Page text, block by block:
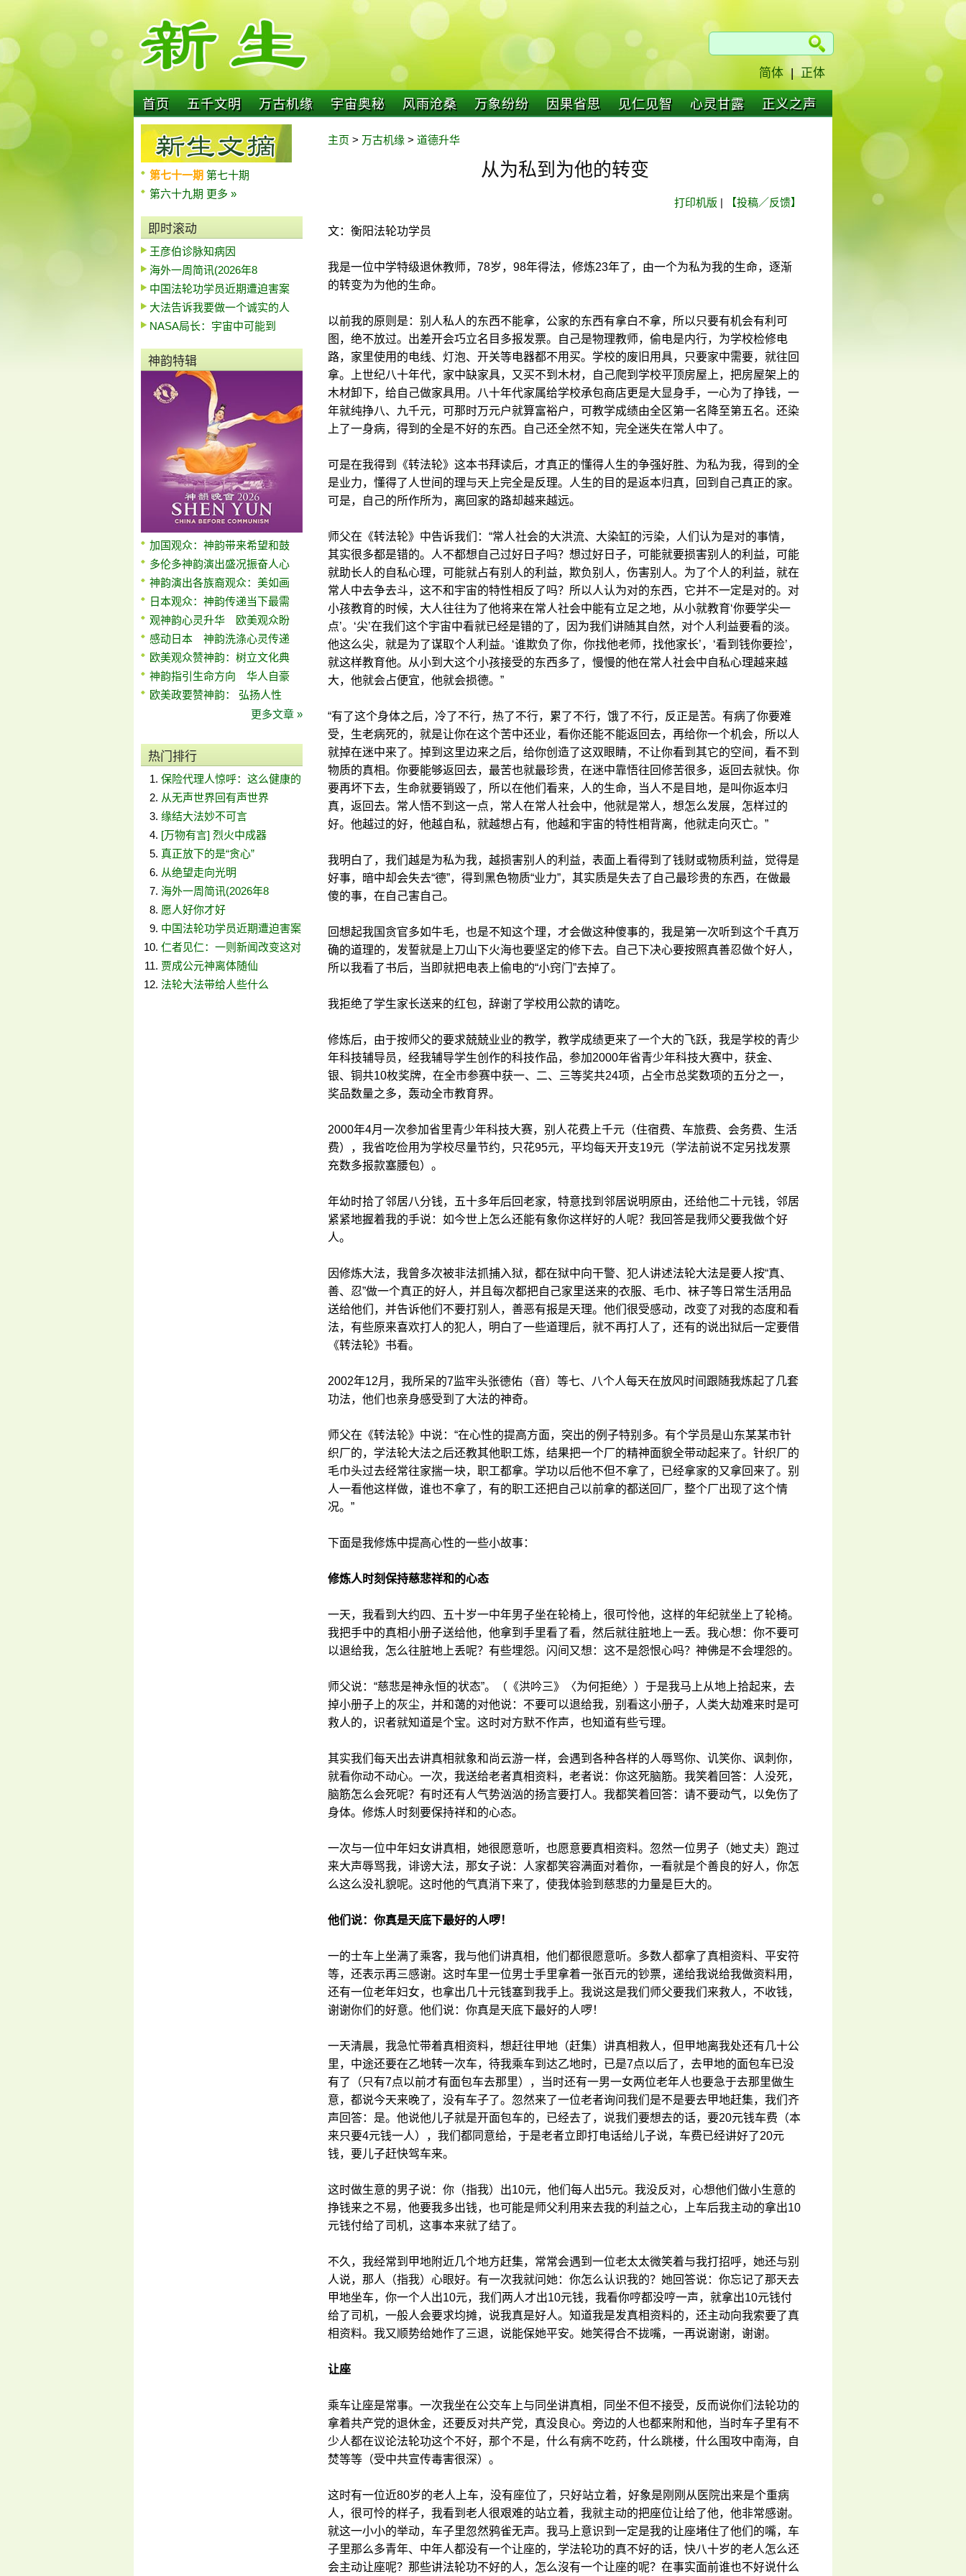
简体 | 正体
首页 五千文明 万古机缘 宇宙奥秘 风雨沧桑 万象纷纷 因果省思 见仁见智 心灵甘露 正义之声
第七十一期 第七十期
第六十九期 更多 »
即时滚动
王彦伯诊脉知病因
海外一周简讯(2026年8
中国法轮功学员近期遭迫害案
大法告诉我要做一个诚实的人
NASA局长：宇宙中可能到
神韵特辑
加国观众：神韵带来希望和鼓
多伦多神韵演出盛况振奋人心
神韵演出各族裔观众：美如画
日本观众：神韵传递当下最需
观神韵心灵升华 欧美观众盼
感动日本 神韵洗涤心灵传递
欧美观众赞神韵：树立文化典
神韵指引生命方向 华人自豪
欧美政要赞神韵： 弘扬人性
更多文章 »
热门排行
保险代理人惊呼：这么健康的
从无声世界回有声世界
缘结大法妙不可言
[万物有言] 烈火中成器
真正放下的是“贪心”
从绝望走向光明
海外一周简讯(2026年8
愿人好你才好
中国法轮功学员近期遭迫害案
仁者见仁：一则新闻改变这对
贾成公元神离体随仙
法轮大法带给人些什么
主页 > 万古机缘 > 道德升华
从为私到为他的转变
打印机版 | 【投稿／反馈】
文：衡阳法轮功学员
我是一位中学特级退休教师，78岁，98年得法，修炼23年了，由一个为私为我的生命，逐渐
的转变为为他的生命。
以前我的原则是：别人私人的东西不能拿，公家的东西有拿白不拿，所以只要有机会有利可
图，绝不放过。出差开会巧立名目多报发票。自己是物理教师，偷电是内行，为学校检修电
路，家里使用的电线、灯泡、开关等电器都不用买。学校的废旧用具，只要家中需要，就往回
拿。上世纪八十年代，家中缺家具，又买不到木材，自己爬到学校平顶房屋上，把房屋架上的
木材卸下，给自己做家具用。八十年代家属给学校承包商店更是大显身手，一心为了挣钱，一
年就纯挣八、九千元，可那时万元户就算富裕户，可教学成绩由全区第一名降至第五名。还染
上了一身病，得到的全是不好的东西。自己还全然不知，完全迷失在常人中了。
可是在我得到《转法轮》这本书拜读后，才真正的懂得人生的争强好胜、为私为我，得到的全
是业力，懂得了人世间的理与天上完全是反理。人生的目的是返本归真，回到自己真正的家。
可是，自己的所作所为，离回家的路却越来越远。
师父在《转法轮》中告诉我们：“常人社会的大洪流、大染缸的污染，人们认为是对的事情，
其实很多都是错的。人不都想自己过好日子吗？想过好日子，可能就要损害别人的利益，可能
就助长人的自私心理，可能就占有别人的利益，欺负别人，伤害别人。为了个人的利益，就在
常人中去争去斗，这不和宇宙的特性相反了吗？所以人认为对的东西，它并不一定是对的。对
小孩教育的时候，大人往往为了他将来在常人社会中能有立足之地，从小就教育‘你要学尖一
点’。‘尖’在我们这个宇宙中看就已经是错的了，因为我们讲随其自然，对个人利益要看的淡。
他这么尖，就是为了谋取个人利益。‘谁欺负了你，你找他老师，找他家长’，‘看到钱你要捡’，
就这样教育他。从小到大这个小孩接受的东西多了，慢慢的他在常人社会中自私心理越来越
大，他就会占便宜，他就会损德。”
“有了这个身体之后，冷了不行，热了不行，累了不行，饿了不行，反正是苦。有病了你要难
受，生老病死的，就是让你在这个苦中还业，看你还能不能返回去，再给你一个机会，所以人
就掉在迷中来了。掉到这里边来之后，给你创造了这双眼睛，不让你看到其它的空间，看不到
物质的真相。你要能够返回去，最苦也就最珍贵，在迷中靠悟往回修苦很多，返回去就快。你
要再坏下去，生命就要销毁了，所以在他们看来，人的生命，当人不是目地，是叫你返本归
真，返回去。常人悟不到这一点，常人在常人社会中，他就是常人，想怎么发展，怎样过的
好。他越过的好，他越自私，就越想占有，他越和宇宙的特性相背离，他就走向灭亡。”
我明白了，我们越是为私为我，越损害别人的利益，表面上看得到了钱财或物质利益，觉得是
好事，暗中却会失去“德”，得到黑色物质“业力”，其实质是失去了自己最珍贵的东西，在做最
傻的事，在自己害自己。
回想起我国贪官多如牛毛，也是不知这个理，才会做这种傻事的，我是第一次听到这个千真万
确的道理的，发誓就是上刀山下火海也要坚定的修下去。自己下决心要按照真善忍做个好人，
所以我看了书后，当即就把电表上偷电的“小窍门”去掉了。
我拒绝了学生家长送来的红包，辞谢了学校用公款的请吃。
修炼后，由于按师父的要求兢兢业业的教学，教学成绩更来了一个大的飞跃，我是学校的青少
年科技辅导员，经我辅导学生创作的科技作品，参加2000年省青少年科技大赛中，获金、
银、铜共10枚奖牌，在全市参赛中获一、二、三等奖共24项，占全市总奖数项的五分之一，
奖品数量之多，轰动全市教育界。
2000年4月一次参加省里青少年科技大赛，别人花费上千元（住宿费、车旅费、会务费、生活
费），我省吃俭用为学校尽量节约，只花95元，平均每天开支19元（学法前说不定另找发票
充数多报款塞腰包）。
年幼时拾了邻居八分钱，五十多年后回老家，特意找到邻居说明原由，还给他二十元钱，邻居
紧紧地握着我的手说：如今世上怎么还能有象你这样好的人呢？我回答是我师父要我做个好
人。
因修炼大法，我曾多次被非法抓捕入狱，都在狱中向干警、犯人讲述法轮大法是要人按“真、
善、忍”做一个真正的好人，并且每次都把自己家里送来的衣服、毛巾、袜子等日常生活用品
送给他们，并告诉他们不要打别人，善恶有报是天理。他们很受感动，改变了对我的态度和看
法，有些原来喜欢打人的犯人，明白了一些道理后，就不再打人了，还有的说出狱后一定要借
《转法轮》书看。
2002年12月，我所呆的7监牢头张德佑（音）等七、八个人每天在放风时间跟随我炼起了几套
功法，他们也亲身感受到了大法的神奇。
师父在《转法轮》中说：“在心性的提高方面，突出的例子特别多。有个学员是山东某某市针
织厂的，学法轮大法之后还教其他职工炼，结果把一个厂的精神面貌全带动起来了。针织厂的
毛巾头过去经常往家揣一块，职工都拿。学功以后他不但不拿了，已经拿家的又拿回来了。别
人一看他这样做，谁也不拿了，有的职工还把自己以前拿的都送回厂，整个厂出现了这个情
况。”
下面是我修炼中提高心性的一些小故事：
修炼人时刻保持慈悲祥和的心态
一天，我看到大约四、五十岁一中年男子坐在轮椅上，很可怜他，这样的年纪就坐上了轮椅。
我把手中的真相小册子送给他，他拿到手里看了看，然后就往脏地上一丢。我心想：你不要可
以退给我，怎么往脏地上丢呢？有些埋怨。闪间又想：这不是怨恨心吗？神佛是不会埋怨的。
师父说：“慈悲是神永恒的状态”。（《洪吟三》〈为何拒绝〉）于是我马上从地上拾起来，去
掉小册子上的灰尘，并和蔼的对他说：不要可以退给我，别看这小册子，人类大劫难来时是可
救人的，识者就知道是个宝。这时对方默不作声，也知道有些亏理。
其实我们每天出去讲真相就象和尚云游一样，会遇到各种各样的人辱骂你、讥笑你、讽刺你，
就看你动不动心。一次，我送给老者真相资料，老者说：你这死脑筋。我笑着回答：人没死，
脑筋怎么会死呢？有时还有人气势汹汹的扬言要打人。我都笑着回答：请不要动气，以免伤了
身体。修炼人时刻要保持祥和的心态。
一次与一位中年妇女讲真相，她很愿意听，也愿意要真相资料。忽然一位男子（她丈夫）跑过
来大声辱骂我，诽谤大法，那女子说：人家都笑容满面对着你，一看就是个善良的好人，你怎
么这么没礼貌呢。这时他的气真消下来了，使我体验到慈悲的力量是巨大的。
他们说：你真是天底下最好的人啰！
一的士车上坐满了乘客，我与他们讲真相，他们都很愿意听。多数人都拿了真相资料、平安符
等，还表示再三感谢。这时车里一位男士手里拿着一张百元的钞票，递给我说给我做资料用，
还有一位老年妇女，也拿出几十元钱塞到我手上。我说这是我们师父要我们来救人，不收钱，
谢谢你们的好意。他们说：你真是天底下最好的人啰！
一天清晨，我急忙带着真相资料，想赶往甲地（赶集）讲真相救人，但甲地离我处还有几十公
里，中途还要在乙地转一次车，待我乘车到达乙地时，已是7点以后了，去甲地的面包车已没
有了（只有7点以前才有面包车去那里），当时还有一男一女两位老年人也要急于去那里做生
意，都说今天来晚了，没有车子了。忽然来了一位老者询问我们是不是要去甲地赶集，我们齐
声回答：是。他说他儿子就是开面包车的，已经去了，说我们要想去的话，要20元钱车费（本
来只要4元钱一人），我们都同意给，于是老者立即打电话给儿子说，车费已经讲好了20元
钱，要儿子赶快驾车来。
这时做生意的男子说：你（指我）出10元，他们每人出5元。我没反对，心想他们做小生意的
挣钱来之不易，他要我多出钱，也可能是师父利用来去我的利益之心，上车后我主动的拿出10
元钱付给了司机，这事本来就了结了。
不久，我经常到甲地附近几个地方赶集，常常会遇到一位老太太微笑着与我打招呼，她还与别
人说，那人（指我）心眼好。有一次我就问她：你怎么认识我的？她回答说：你忘记了那天去
甲地坐车，你一个人出10元，我们两人才出10元钱，我看你哼都没哼一声，就拿出10元钱付
给了司机，一般人会要求均摊，说我真是好人。知道我是发真相资料的，还主动向我索要了真
相资料。我又顺势给她作了三退，说能保她平安。她笑得合不拢嘴，一再说谢谢，谢谢。
让座
乘车让座是常事。一次我坐在公交车上与同坐讲真相，同坐不但不接受，反而说你们法轮功的
拿着共产党的退休金，还要反对共产党，真没良心。旁边的人也都来附和他，当时车子里有不
少人都在议论法轮功这个不好，那个不是，什么有病不吃药，什么跳楼，什么围攻中南海，自
焚等等（受中共宣传毒害很深）。
这时有一位近80岁的老人上车，没有座位了，只好站立着，好象是刚刚从医院出来是个重病
人，很可怜的样子，我看到老人很艰难的站立着，我就主动的把座位让给了他，他非常感谢。
就这一小小的举动，车子里忽然鸦雀无声。我马上意识到一定是我的让座堵住了他们的嘴，车
子里那么多青年、中年人都没有一个让座的，学法轮功的真不好的话，快八十岁的老人怎么还
会主动让座呢？那些讲法轮功不好的人，怎么沒有一个让座的呢？在事实面前谁也不好说什么